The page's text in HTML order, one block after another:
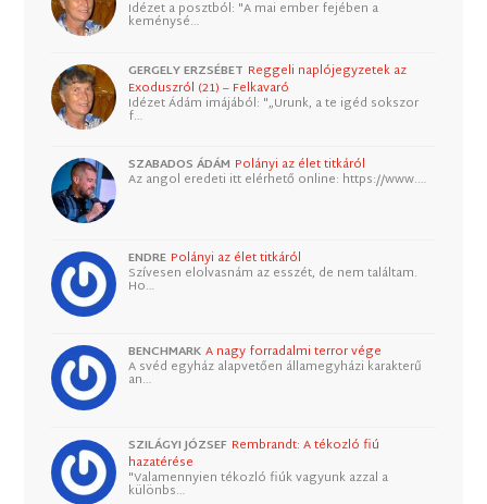
Idézet a posztból: "A mai ember fejében a
keménysé…
GERGELY ERZSÉBET Reggeli naplójegyzetek az
Exoduszról (21) – Felkavaró
Idézet Ádám imájából: "„Urunk, a te igéd sokszor
f…
SZABADOS ÁDÁM Polányi az élet titkáról
Az angol eredeti itt elérhető online: https://www.…
ENDRE Polányi az élet titkáról
Szívesen elolvasnám az esszét, de nem találtam.
Ho…
BENCHMARK A nagy forradalmi terror vége
A svéd egyház alapvetően államegyházi karakterű
an…
SZILÁGYI JÓZSEF Rembrandt: A tékozló fiú
hazatérése
"Valamennyien tékozló fiúk vagyunk azzal a
különbs…